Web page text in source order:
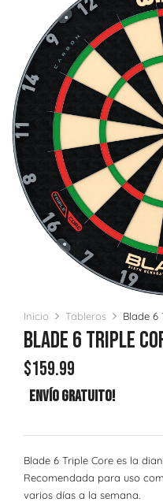
Inicio Tableros Blade 6
Blade 6 Triple
$159.99
Envío Gratuito!
Blade 6 Triple Core es la
Recomendada para uso
varios días a la semana.